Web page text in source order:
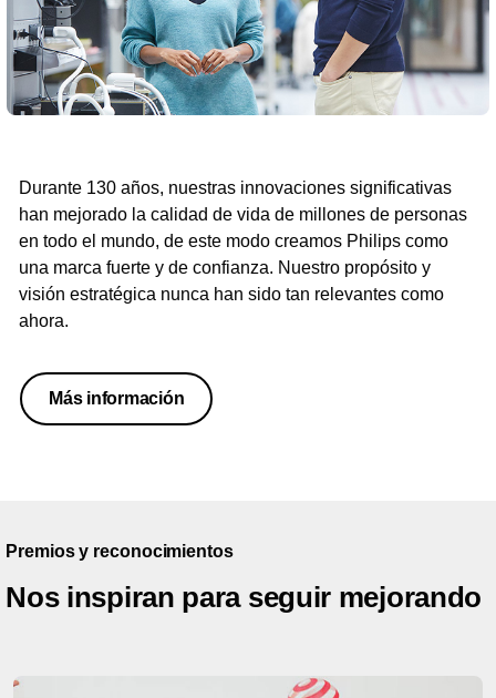
Durante 130 años, nuestras innovaciones significativas
han mejorado la calidad de vida de millones de personas
en todo el mundo, de este modo creamos Philips como
una marca fuerte y de confianza. Nuestro propósito y
visión estratégica nunca han sido tan relevantes como
ahora.
Más información
Premios y reconocimientos
Nos inspiran para seguir mejorando